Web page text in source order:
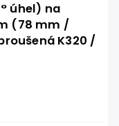
úhel) na
(78 mm /
K320 /